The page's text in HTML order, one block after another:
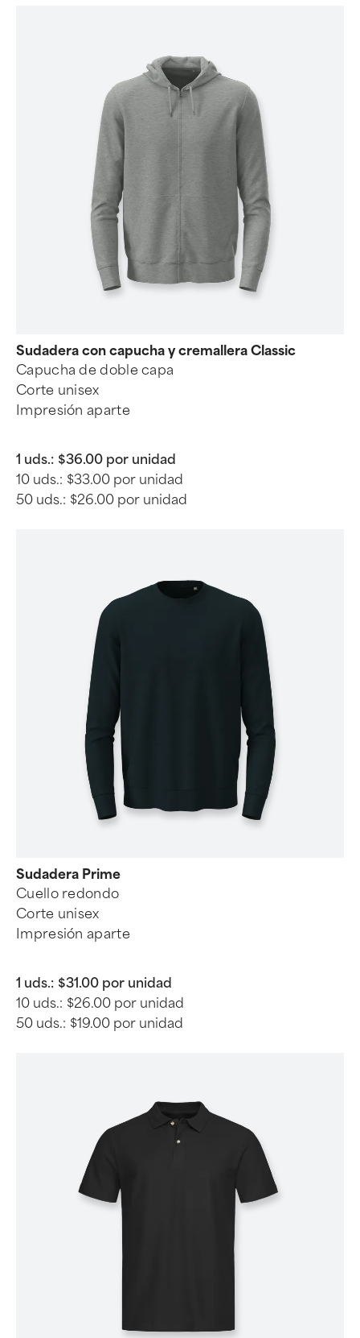
Sudadera con capucha y cremallera Classic
Capucha de doble capa
Corte unisex
Impresión aparte
1 uds.: $36.00 por unidad
10 uds.: $33.00 por unidad
50 uds.: $26.00 por unidad
Sudadera Prime
Cuello redondo
Corte unisex
Impresión aparte
1 uds.: $31.00 por unidad
10 uds.: $26.00 por unidad
50 uds.: $19.00 por unidad